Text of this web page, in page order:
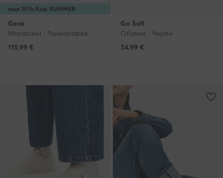
още 10% Код: SUMMER
Geox
Мокасини · Тъмнокафяв
115,99 €
Go Soft
Обувки · Черен
34,99 €